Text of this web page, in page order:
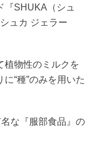
『SHUKA（シュ
ュカ ジェラー
植物性のミルクを
“種”のみを用いた
な『服部食品』の